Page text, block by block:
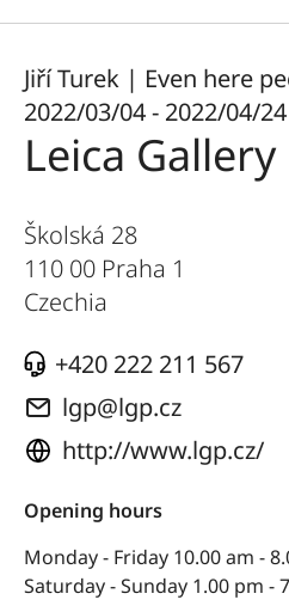
Jiří Turek | Even here
2022/03/04 - 2022/04/24
Leica
Školská 28
110 00 Praha 1
Czechia
+420 222 211 567
lgp@lgp.cz
http://www.lgp.cz/
Opening hours
Monday - Friday 10.00 am -
Saturday - Sunday 1.00 pm -